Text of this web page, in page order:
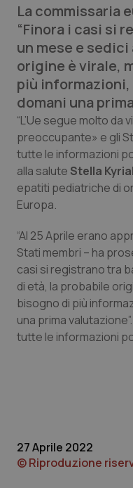
Lettere al direttore
Edizioni Regionali
QS Pro
Professionisti
Abruzzo
Basilicata
Calabria
Campania
Emilia-Romagna
Lombardia
QS Pro Gold
Artrite & artrosi
Asma & BPCO
Car-T
Colesterolo &
Dolore
QS Club
La commissaria
“Finora i casi si
un mese e
origine è virale,
più
domani una
“L’Ue segue molto da
preoccupante» e gli
tutte le informazioni
alla salute Stella
epatiti pediatriche di
Europa.
“Al 25 Aprile erano
Stati membri – ha
casi si registrano tra
di età, la probabile
bisogno di più
una prima
tutte le informazioni
27 Aprile 2022
© Riproduzione